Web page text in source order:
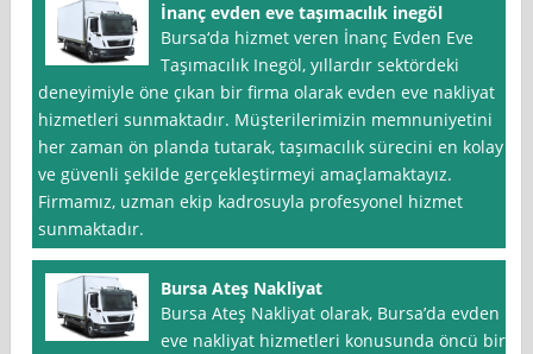
İnanç evden eve taşımacılık inegöl
Bursa‘da hizmet veren İnanç Evden Eve
Taşımacılık Inegöl, yıllardır sektördeki
deneyimiyle öne çıkan bir firma olarak evden eve nakliyat
hizmetleri sunmaktadır. Müşterilerimizin memnuniyetini
her zaman ön planda tutarak, taşımacılık sürecini en kolay
ve güvenli şekilde gerçekleştirmeyi amaçlamaktayız.
Firmamız, uzman ekip kadrosuyla profesyonel hizmet
sunmaktadır.
Bursa Ateş Nakliyat
Bursa Ateş Nakliyat olarak, Bursa’da evden
eve nakliyat hizmetleri konusunda öncü bir